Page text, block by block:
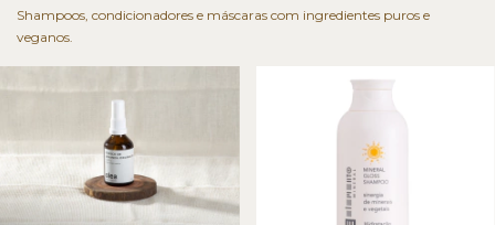
Shampoos, condicionadores e máscaras com ingredientes puros e
veganos.